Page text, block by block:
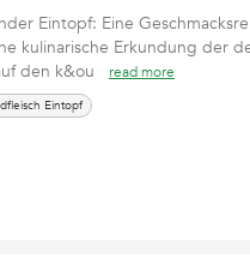
Eintopf: Eine
kulinarische Erkundung der
den k&ou
read more
Eintopf